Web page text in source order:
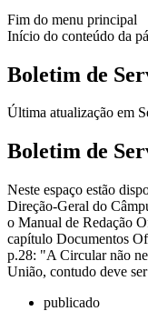
Fim do menu principal
Início do conteúdo da
Boletim de
Última atualização em
Boletim de
Neste espaço estão
Direção-Geral do
o Manual de Redação
capítulo Documentos
p.28: "A Circular não
União, contudo deve
publicado